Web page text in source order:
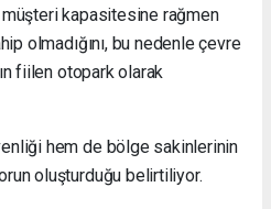
kapasitesine rağmen
olmadığını, bu nedenle çevre
fiilen otopark olarak
hem de bölge sakinlerinin
oluşturduğu belirtiliyor.